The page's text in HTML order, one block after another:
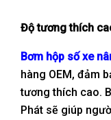
Độ tương thích
Bơm hộp số xe
hàng OEM, đảm
tương thích cao.
Phát sẽ giúp